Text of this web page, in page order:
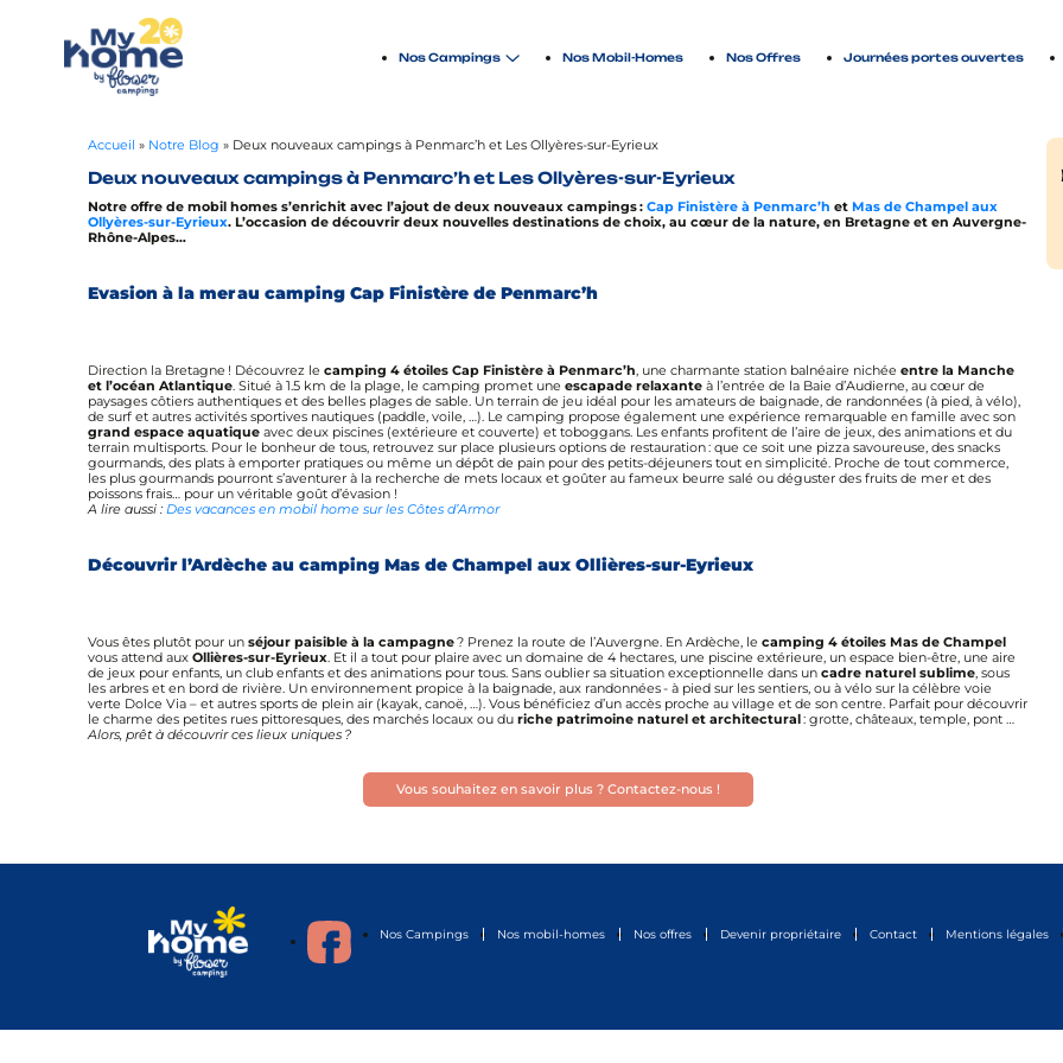
Nos Campings Nos Mobil-Homes Nos Offres Journées portes ouvertes
Accueil » Notre Blog » Deux nouveaux campings à Penmarc’h et Les Ollyères-sur-Eyrieux
Deux nouveaux campings à Penmarc’h et Les Ollyères-sur-Eyrieux
Notre offre de mobil homes s’enrichit avec l’ajout de deux nouveaux campings : Cap Finistère à Penmarc’h et Mas de Champel aux
Ollyères-sur-Eyrieux. L’occasion de découvrir deux nouvelles destinations de choix, au cœur de la nature, en Bretagne et en Auvergne-
Rhône-Alpes…
Evasion à la mer au camping Cap Finistère de Penmarc’h
Direction la Bretagne ! Découvrez le camping 4 étoiles Cap Finistère à Penmarc’h, une charmante station balnéaire nichée entre la Manche
et l’océan Atlantique. Situé à 1.5 km de la plage, le camping promet une escapade relaxante à l’entrée de la Baie d’Audierne, au cœur de
paysages côtiers authentiques et des belles plages de sable. Un terrain de jeu idéal pour les amateurs de baignade, de randonnées (à pied, à vélo),
de surf et autres activités sportives nautiques (paddle, voile, …). Le camping propose également une expérience remarquable en famille avec son
grand espace aquatique avec deux piscines (extérieure et couverte) et toboggans. Les enfants profitent de l’aire de jeux, des animations et du
terrain multisports. Pour le bonheur de tous, retrouvez sur place plusieurs options de restauration : que ce soit une pizza savoureuse, des snacks
gourmands, des plats à emporter pratiques ou même un dépôt de pain pour des petits-déjeuners tout en simplicité. Proche de tout commerce,
les plus gourmands pourront s’aventurer à la recherche de mets locaux et goûter au fameux beurre salé ou déguster des fruits de mer et des
poissons frais… pour un véritable goût d’évasion !
A lire aussi :Des vacances en mobil home sur les Côtes d’Armor
Découvrir l’Ardèche au camping Mas de Champel aux Ollières-sur-Eyrieux
Vous êtes plutôt pour un séjour paisible à la campagne? Prenez la route de l’Auvergne. En Ardèche, le camping 4 étoiles Mas de Champel
vous attend aux Ollières-sur-Eyrieux. Et il a tout pour plaire avec un domaine de 4 hectares, une piscine extérieure, un espace bien-être, une aire
de jeux pour enfants, un club enfants et des animations pour tous. Sans oublier sa situation exceptionnelle dans un cadre naturel sublime, sous
les arbres et en bord de rivière. Un environnement propice à la baignade, aux randonnées - à pied sur les sentiers, ou à vélo sur la célèbre voie
verte Dolce Via – et autres sports de plein air (kayak, canoë, …). Vous bénéficiez d’un accès proche au village et de son centre. Parfait pour découvrir
le charme des petites rues pittoresques, des marchés locaux ou du riche patrimoine naturel et architectural: grotte, châteaux, temple, pont …
Alors, prêt à découvrir ces lieux uniques ?
Vous souhaitez en savoir plus ? Contactez-nous !
Nos Campings Nos mobil-homes Nos offres Devenir propriétaire Contact Mentions légales